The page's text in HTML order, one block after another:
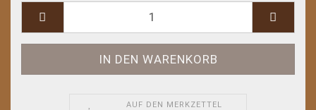
AUF DEN MERKZETTEL